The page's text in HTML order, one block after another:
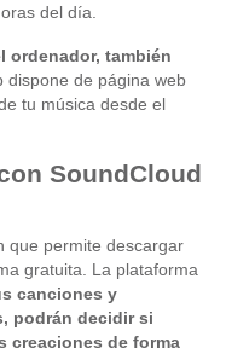
del día.
ordenador, también
dispone de página web
tu música desde el
SoundCloud
que permite descargar
gratuita. La plataforma
canciones y
podrán decidir si
creaciones de forma